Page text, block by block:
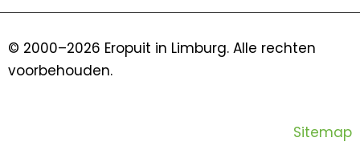
o b
© 2000–2026 Eropuit in Limburg. Alle rechten
voorbehouden.
Sitemap